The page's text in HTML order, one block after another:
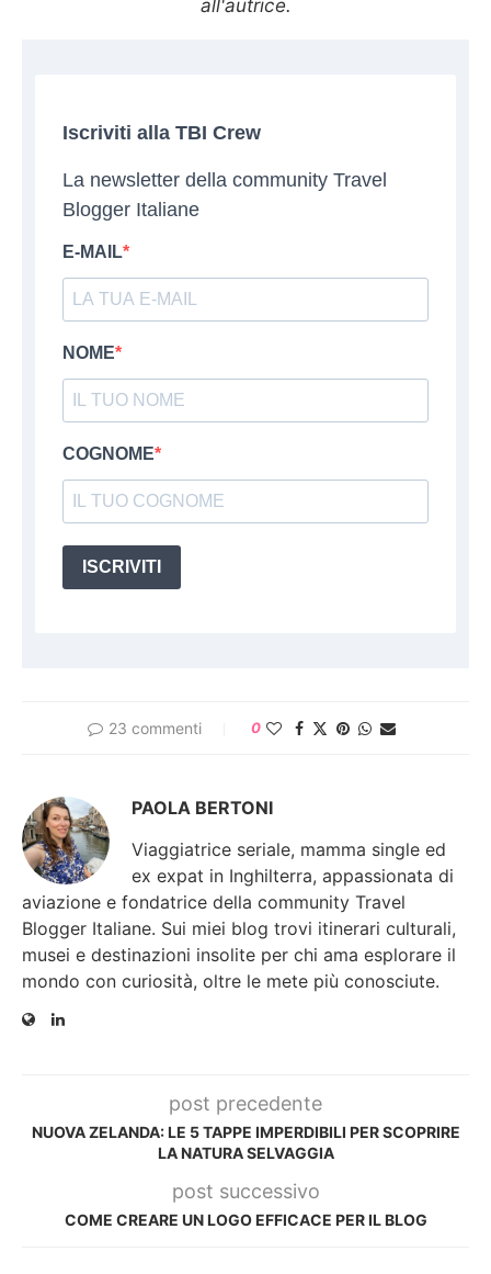
all'autrice.
Iscriviti alla TBI Crew
La newsletter della community Travel
Blogger Italiane
E-MAIL
NOME
COGNOME
ISCRIVITI
23 commenti 0
PAOLA BERTONI
Viaggiatrice seriale, mamma single ed
ex expat in Inghilterra, appassionata di
aviazione e fondatrice della community Travel
Blogger Italiane. Sui miei blog trovi itinerari culturali,
musei e destinazioni insolite per chi ama esplorare il
mondo con curiosità, oltre le mete più conosciute.
post precedente
NUOVA ZELANDA: LE 5 TAPPE IMPERDIBILI PER SCOPRIRE
LA NATURA SELVAGGIA
post successivo
COME CREARE UN LOGO EFFICACE PER IL BLOG